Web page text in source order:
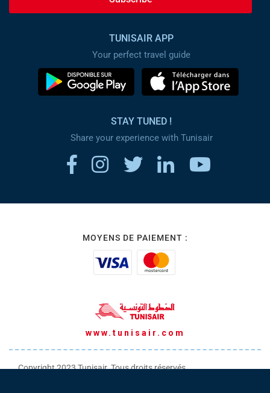
TUNISAIR APP
Your perfect travel guide
STAY TUNED !
Share your experience with Tunisair
MOYENS DE PAIEMENT :
www.tunisair.com
Copyright 2023 Tunisair. Tous droits réservés